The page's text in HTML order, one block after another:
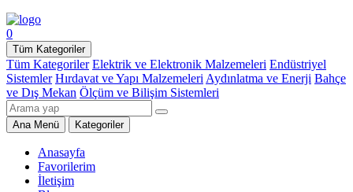
0
Tüm Kategoriler
Tüm Kategoriler Elektrik ve Elektronik Malzemeleri Endüstriyel
Sistemler Hırdavat ve Yapı Malzemeleri Aydınlatma ve Enerji Bahçe
ve Dış Mekan Ölçüm ve Bilişim Sistemleri
Ana Menü Kategoriler
Anasayfa
Favorilerim
İletişim